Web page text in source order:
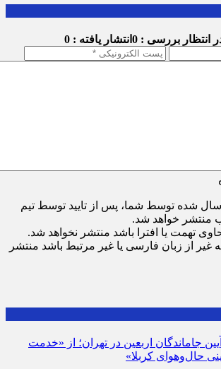
انتظار بررسی : 0 انتشار یافته : 0
شده توسط شما، پس از تایید توسط تیم
منتشر خواهد شد.
تهمت یا افترا باشد منتشر نخواهد شد.
غیر از زبان فارسی یا غیر مرتبط باشد منتشر